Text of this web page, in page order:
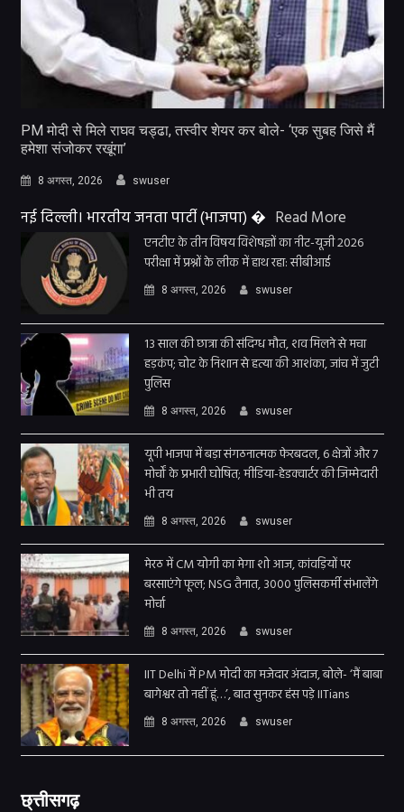
PM मोदी से मिले राघव चड्ढा, तस्वीर शेयर कर बोले- ‘एक सुबह जिसे मैं
हमेशा संजोकर रखूंगा’
8 अगस्त, 2026 swuser
नई दिल्ली। भारतीय जनता पार्टी (भाजपा) � Read More
एनटीए के तीन विषय विशेषज्ञों का नीट-यूजी 2026
परीक्षा में प्रश्नों के लीक में हाथ रहा: सीबीआई
8 अगस्त, 2026 swuser
13 साल की छात्रा की संदिग्ध मौत, शव मिलने से मचा
हड़कंप; चोट के निशान से हत्या की आशंका, जांच में जुटी
पुलिस
8 अगस्त, 2026 swuser
यूपी भाजपा में बड़ा संगठनात्मक फेरबदल, 6 क्षेत्रों और 7
मोर्चों के प्रभारी घोषित; मीडिया-हेडक्वार्टर की जिम्मेदारी
भी तय
8 अगस्त, 2026 swuser
मेरठ में CM योगी का मेगा शो आज, कांवड़ियों पर
बरसाएंगे फूल; NSG तैनात, 3000 पुलिसकर्मी संभालेंगे
मोर्चा
8 अगस्त, 2026 swuser
IIT Delhi में PM मोदी का मजेदार अंदाज, बोले- ‘मैं बाबा
बागेश्वर तो नहीं हूं…’, बात सुनकर हंस पड़े IITians
8 अगस्त, 2026 swuser
छ्त्तीसगढ़